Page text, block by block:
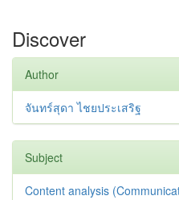
Discover
Author
จันทร์สุดา ไชยประเสริฐ
Subject
Content analysis